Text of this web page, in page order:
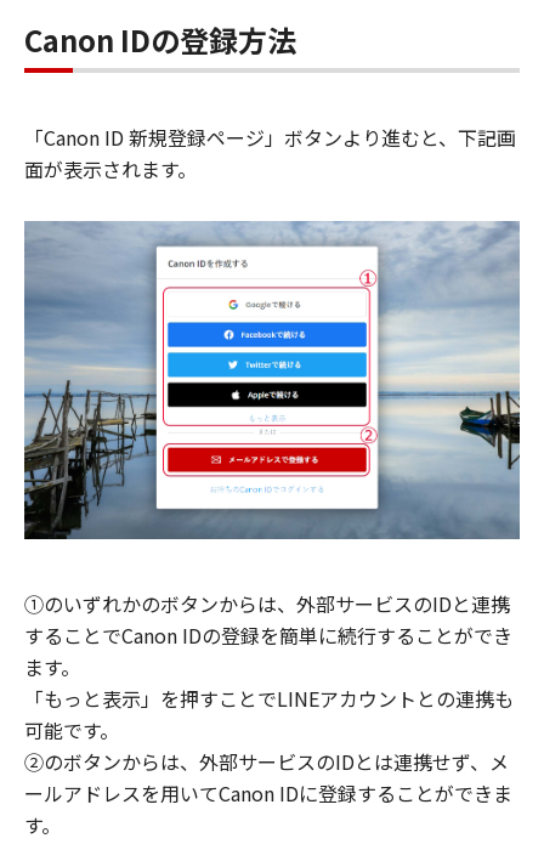
Canon IDの登録方法
「Canon ID 新規登録ページ」ボタンより進むと、下記画
面が表示されます。
①のいずれかのボタンからは、外部サービスのIDと連携
することでCanon IDの登録を簡単に続行することができ
ます。
「もっと表示」を押すことでLINEアカウントとの連携も
可能です。
②のボタンからは、外部サービスのIDとは連携せず、メ
ールアドレスを用いてCanon IDに登録することができま
す。